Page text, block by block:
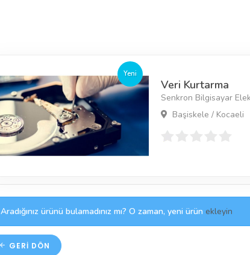
Yeni
Veri Kurtarma
Senkron Bilgisayar
Başiskele / Kocaeli
Aradığınız ürünü bulamadınız mı? O zaman, yeni ürün ekleyin
GERI DÖN